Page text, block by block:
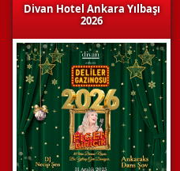
Divan Hotel Ankara Yılbaşı
2026